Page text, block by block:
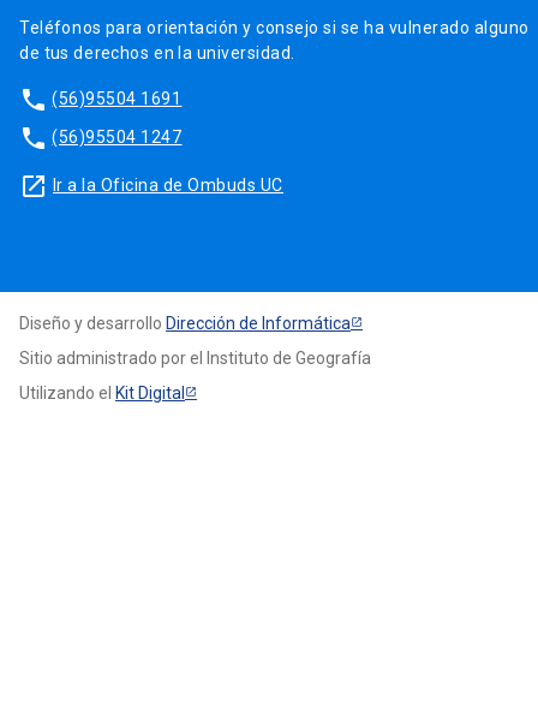
Teléfonos para orientación y consejo si se ha vulnerado alguno
de tus derechos en la universidad.
phone (56)95504 1691
phone (56)95504 1247
launch Ir a la Oficina de Ombuds UC
Diseño y desarrollo Dirección de Informática
Sitio administrado por el Instituto de Geografía
Utilizando el Kit Digital